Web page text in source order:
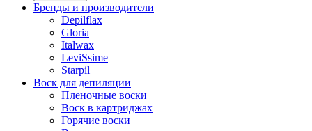
Бренды и производители
Depilflax
Gloria
Italwax
LeviSsime
Starpil
Воск для депиляции
Пленочные воски
Воск в картриджах
Горячие воски